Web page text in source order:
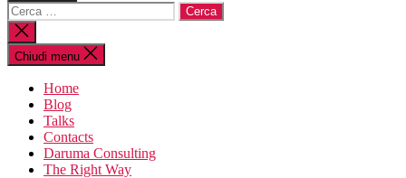
Cerca:
Chiudi
la
ricerca
Chiudi menu
Home
Blog
Talks
Contacts
Daruma Consulting
The Right Way